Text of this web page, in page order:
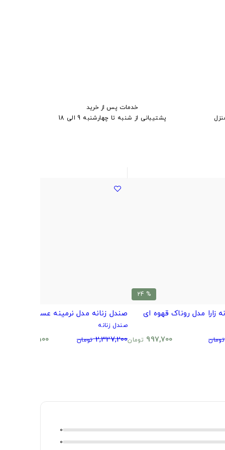
خدمات پس از خرید
پشتیبانی از شنبه تا چهارشنبه 9 الی 18
% 24
زارا مدل روناک قهوه ای
تومان 997,700 تومان
صندل زنانه مدل نرمینه عسلی
صندل زنانه
2,327,200 تومان 1,461,500
0
0